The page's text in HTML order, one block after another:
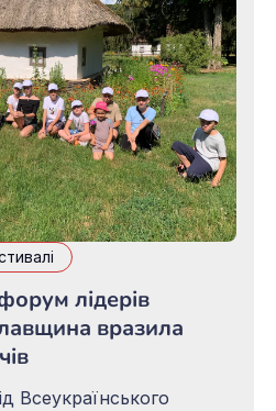
лідерів
вразила
Всеукраїнського